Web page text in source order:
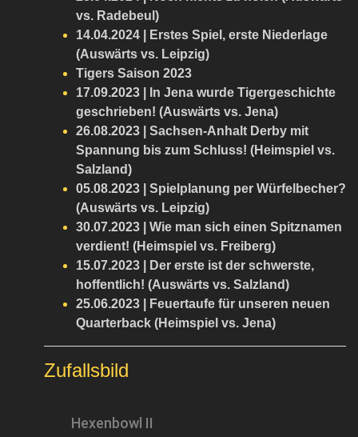
vs. Radebeul)
14.04.2024 | Erstes Spiel, erste Niederlage
(Auswärts vs. Leipzig)
Tigers Saison 2023
17.09.2023 | In Jena wurde Tigergeschichte
geschrieben! (Auswärts vs. Jena)
26.08.2023 | Sachsen-Anhalt Derby mit
Spannung bis zum Schluss! (Heimspiel vs.
Salzland)
05.08.2023 | Spielplanung per Würfelbecher?
(Auswärts vs. Leipzig)
30.07.2023 | Wie man sich einen Spitznamen
verdient! (Heimspiel vs. Freiberg)
15.07.2023 | Der erste ist der schwerste,
hoffentlich! (Auswärts vs. Salzland)
25.06.2023 | Feuertaufe für unseren neuen
Quarterback (Heimspiel vs. Jena)
Zufallsbild
Hexenbowl II